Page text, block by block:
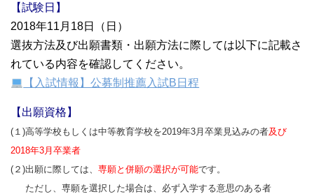
【試験日】
2018年11月18日（日）
選抜方法及び出願書類・出願方法に際しては以下に記載さ
れている内容を確認してください。
【入試情報】公募制推薦入試B日程
【出願資格】
(１)高等学校もしくは中等教育学校を2019年3月卒業見込みの者及び
2018年3月卒業者
(２)出願に際しては、 専願と併願の選択が可能です。
ただし、専願を選択した場合は、必ず入学する意思のある者